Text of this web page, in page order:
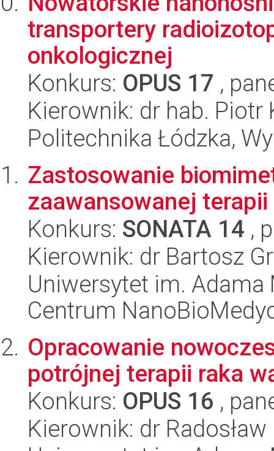
transportery
onkologicznej
Konkurs: OPUS 17 ,
Kierownik: dr hab. Piotr
Politechnika Łódzka,
Zastosowanie
zaawansowanej
Konkurs: SONATA 14 ,
Kierownik: dr Bartosz
Uniwersytet im.
Centrum
Opracowanie
potrójnej terapii raka
Konkurs: OPUS 16 ,
Kierownik: dr